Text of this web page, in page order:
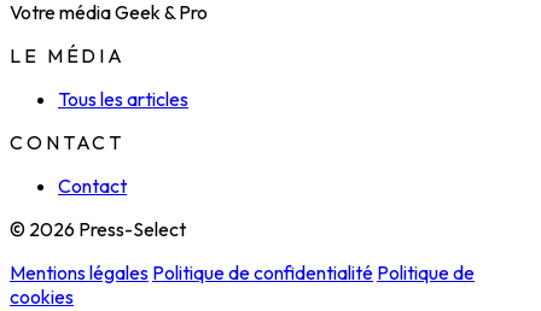
Votre média Geek & Pro
LE MÉDIA
Tous les articles
CONTACT
Contact
© 2026 Press-Select
Mentions légales Politique de confidentialité Politique de
cookies